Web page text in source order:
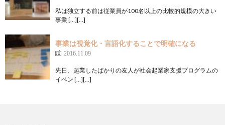
私は独立する前は従業員が100名以上の比較的規模の大きい
事業 […][…]
事業は視覚化・言語化することで明確になる
2016.11.09
先日、起業したばかりの友人が社会起業家支援プログラムの
イベン […][…]